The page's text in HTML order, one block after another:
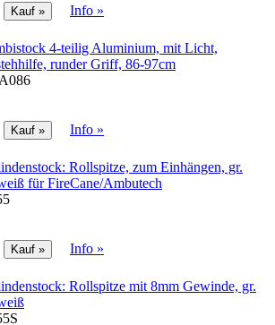
Info »
4-teilig Aluminium, mit Licht,
runder Griff, 86-97cm
Info »
Rollspitze, zum Einhängen, gr.
für FireCane/Ambutech
Info »
Rollspitze mit 8mm Gewinde, gr.